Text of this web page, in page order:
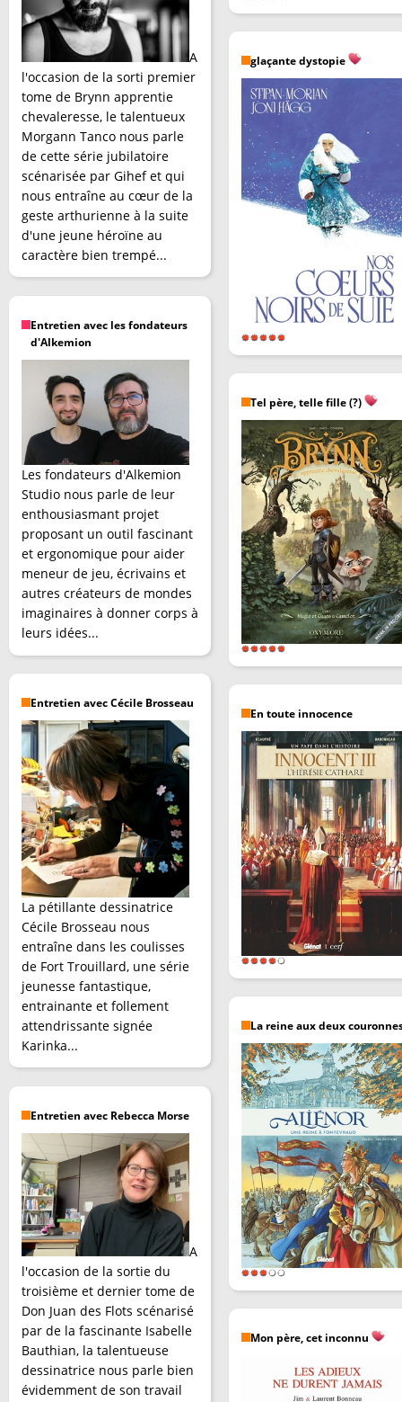
A
l'occasion de la sorti premier
tome de Brynn apprentie
chevaleresse, le talentueux
Morgann Tanco nous parle
de cette série jubilatoire
scénarisée par Gihef et qui
nous entraîne au cœur de la
geste arthurienne à la suite
d'une jeune héroïne au
caractère bien trempé...
Entretien avec les fondateurs
d'Alkemion
Les fondateurs d'Alkemion
Studio nous parle de leur
enthousiasmant projet
proposant un outil fascinant
et ergonomique pour aider
meneur de jeu, écrivains et
autres créateurs de mondes
imaginaires à donner corps à
leurs idées...
Entretien avec Cécile Brosseau
La pétillante dessinatrice
Cécile Brosseau nous
entraîne dans les coulisses
de Fort Trouillard, une série
jeunesse fantastique,
entrainante et follement
attendrissante signée
Karinka...
Entretien avec Rebecca Morse
A
l'occasion de la sortie du
troisième et dernier tome de
Don Juan des Flots scénarisé
par de la fascinante Isabelle
Bauthian, la talentueuse
dessinatrice nous parle bien
évidemment de son travail
glaçante dystopie
Tel père, telle fille (?)
En toute innocence
La reine aux deux
Mon père, cet inconnu